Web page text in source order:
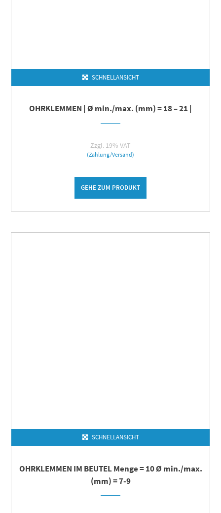
SCHNELLANSICHT
OHRKLEMMEN | Ø min./max. (mm) = 18 – 21 |
Zzgl. 19% VAT
(Zahlung/Versand)
GEHE ZUM PRODUKT
SCHNELLANSICHT
OHRKLEMMEN IM BEUTEL Menge = 10 Ø min./max.
(mm) = 7-9